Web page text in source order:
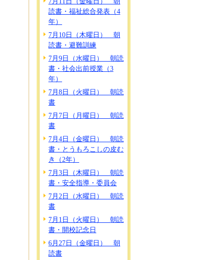
読書・福祉総合発表（4
年）
7月10日（木曜日） 朝
読書・避難訓練
7月9日（水曜日） 朝読
書・社会出前授業（3
年）
7月8日（火曜日） 朝読
書
7月7日（月曜日） 朝読
書
7月4日（金曜日） 朝読
書・とうもろこしの皮む
き（2年）
7月3日（木曜日） 朝読
書・安全指導・委員会
7月2日（水曜日） 朝読
書
7月1日（火曜日） 朝読
書・開校記念日
6月27日（金曜日） 朝
読書